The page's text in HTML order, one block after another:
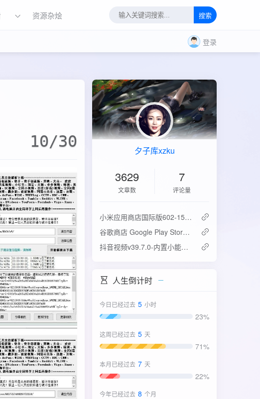
资源杂烩 搜索
登录
10/30 夕子库xzku
3629
文章数
7
评论量
‌小米应用商店国际版602-15.6.0.2：免登录直下，比谷歌商店快3倍！
谷歌商店 Google Play Store v52.4.42-31版
抖音视频v39.7.0-内置小能手2.0.7模块
人生倒计时
今日已经过去 5 小时
23%
这周已经过去 5 天
71%
本月已经过去 7 天
22%
今年已经过去 8 个月